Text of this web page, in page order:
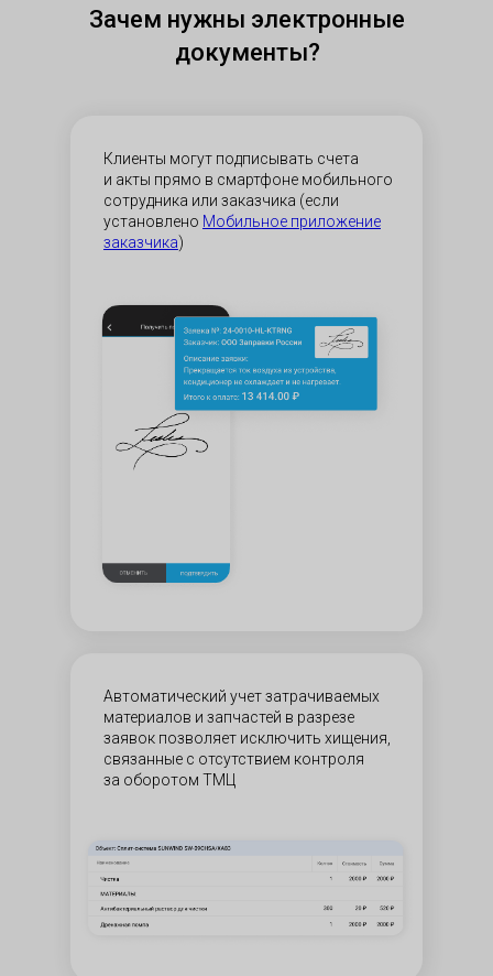
Зачем нужны электронные
документы?
Автоматический учет затрачиваемых
материалов и запчастей в разрезе
заявок позволяет исключить хищения,
связанные с отсутствием контроля
за оборотом ТМЦ
Клиенты могут подписывать счета
и акты прямо в смартфоне мобильного
сотрудника или заказчика (если
установлено Мобильное приложение
заказчика)